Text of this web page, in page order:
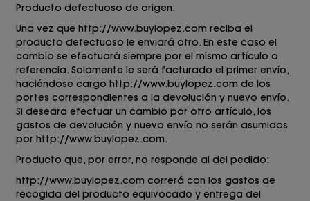
Producto defectuoso de origen:
Una vez que http://www.buylopez.com reciba el
producto defectuoso le enviará otro. En este caso el
cambio se efectuará siempre por el mismo artículo o
referencia. Solamente le será facturado el primer envío,
haciéndose cargo http://www.buylopez.com de los
portes correspondientes a la devolución y nuevo envío.
Si deseara efectuar un cambio por otro artículo, los
gastos de devolución y nuevo envío no serán asumidos
por http://www.buylopez.com.
Producto que, por error, no responde al del pedido:
http://www.buylopez.com correrá con los gastos de
recogida del producto equivocado y entrega del